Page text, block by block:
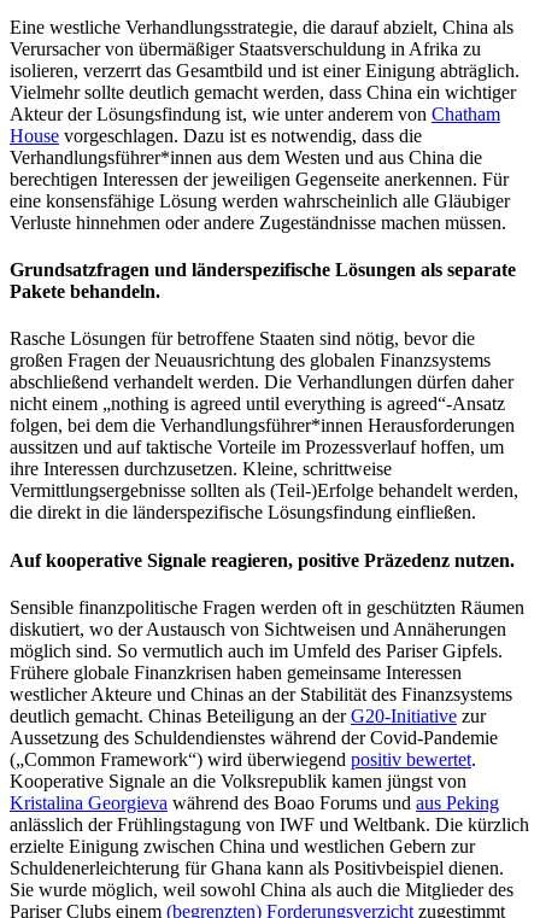
Eine westliche Verhandlungsstrategie, die darauf abzielt, China als
Verursacher von übermäßiger Staatsverschuldung in Afrika zu
isolieren, verzerrt das Gesamtbild und ist einer Einigung abträglich.
Vielmehr sollte deutlich gemacht werden, dass China ein wichtiger
Akteur der Lösungsfindung ist, wie unter anderem von Chatham
House vorgeschlagen. Dazu ist es notwendig, dass die
Verhandlungsführer*innen aus dem Westen und aus China die
berechtigen Interessen der jeweiligen Gegenseite anerkennen. Für
eine konsensfähige Lösung werden wahrscheinlich alle Gläubiger
Verluste hinnehmen oder andere Zugeständnisse machen müssen.
Grundsatzfragen und länderspezifische Lösungen als separate
Pakete behandeln.
Rasche Lösungen für betroffene Staaten sind nötig, bevor die
großen Fragen der Neuausrichtung des globalen Finanzsystems
abschließend verhandelt werden. Die Verhandlungen dürfen daher
nicht einem „nothing is agreed until everything is agreed“-Ansatz
folgen, bei dem die Verhandlungsführer*innen Herausforderungen
aussitzen und auf taktische Vorteile im Prozessverlauf hoffen, um
ihre Interessen durchzusetzen. Kleine, schrittweise
Vermittlungsergebnisse sollten als (Teil-)Erfolge behandelt werden,
die direkt in die länderspezifische Lösungsfindung einfließen.
Auf kooperative Signale reagieren, positive Präzedenz nutzen.
Sensible finanzpolitische Fragen werden oft in geschützten Räumen
diskutiert, wo der Austausch von Sichtweisen und Annäherungen
möglich sind. So vermutlich auch im Umfeld des Pariser Gipfels.
Frühere globale Finanzkrisen haben gemeinsame Interessen
westlicher Akteure und Chinas an der Stabilität des Finanzsystems
deutlich gemacht. Chinas Beteiligung an derG20-Initiative zur
Aussetzung des Schuldendienstes während der Covid-Pandemie
(„Common Framework“) wird überwiegend positiv bewertet.
Kooperative Signale an die Volksrepublik kamen jüngst von
Kristalina Georgieva während des Boao Forums und aus Peking
anlässlich der Frühlingstagung von IWF und Weltbank. Die kürzlich
erzielte Einigung zwischen China und westlichen Gebern zur
Schuldenerleichterung für Ghana kann als Positivbeispiel dienen.
Sie wurde möglich, weil sowohl China als auch die Mitglieder des
Pariser Clubs einem (begrenzten) Forderungsverzicht zugestimmt